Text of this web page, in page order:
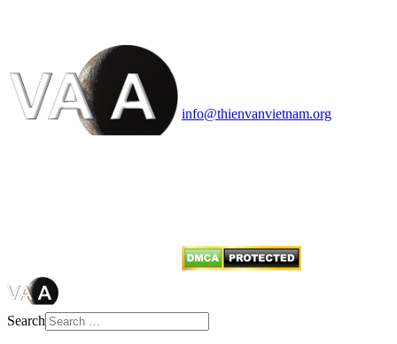
info@thienvanvietnam.org
Search